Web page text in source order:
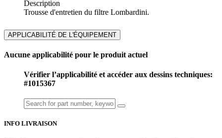
Description
Trousse d'entretien du filtre Lombardini.
APPLICABILITÉ DE L'ÉQUIPEMENT
Aucune applicabilité pour le produit actuel
Vérifier l’applicabilité et accéder aux dessins techniques:
#1015367
INFO LIVRAISON